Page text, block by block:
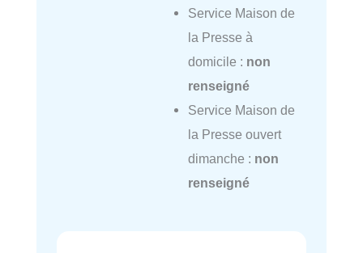
Service Maison de
la Presse à
domicile : non
renseigné
Service Maison de
la Presse ouvert
dimanche : non
renseigné